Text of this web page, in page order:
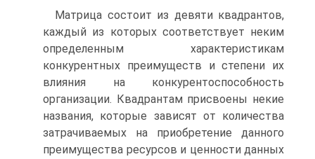
Матрица состоит из девяти квадрантов,
каждый из которых соответствует неким
определенным характеристикам
конкурентных преимуществ и степени их
влияния на конкурентоспособность
организации. Квадрантам присвоены некие
названия, которые зависят от количества
затрачиваемых на приобретение данного
преимущества ресурсов и ценности данных